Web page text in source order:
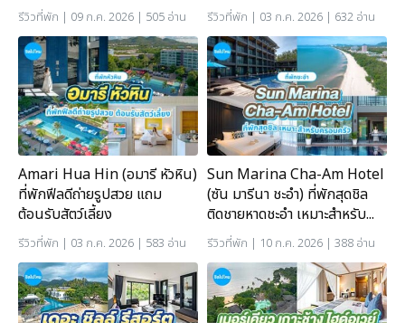
รีวิวที่พัก | 09 ก.ค. 2026 | 505 อ่าน รีวิวที่พัก | 03 ก.ค. 2026 | 632 อ่าน
Amari Hua Hin (อมารี หัวหิน)
ที่พักฟีลดีถ่ายรูปสวย แถม
ต้อนรับสัตว์เลี้ยง
รีวิวที่พัก | 03 ก.ค. 2026 | 583 อ่าน
Sun Marina Cha-Am Hotel
(ซัน มารีนา ชะอำ) ที่พักสุดชิล
ติดชายหาดชะอำ เหมาะสำหรับ...
รีวิวที่พัก | 10 ก.ค. 2026 | 388 อ่าน